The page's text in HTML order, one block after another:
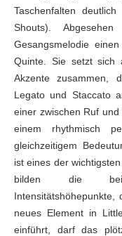
Taschenfalten
Shouts).
Gesangsmelodie
Quinte. Sie setzt sich
Akzente zusammen,
Legato und Staccato
einer zwischen Ruf
einem rhythmisch
gleichzeitigem
ist eines der
bilden die
Intensitätshöhepunkte,
neues Element in
einführt, darf das